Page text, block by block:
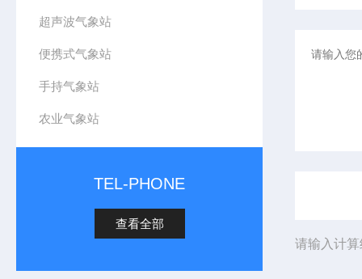
超声波气象站
便携式气象站
手持气象站
农业气象站
TEL-PHONE
查看全部
请输入计